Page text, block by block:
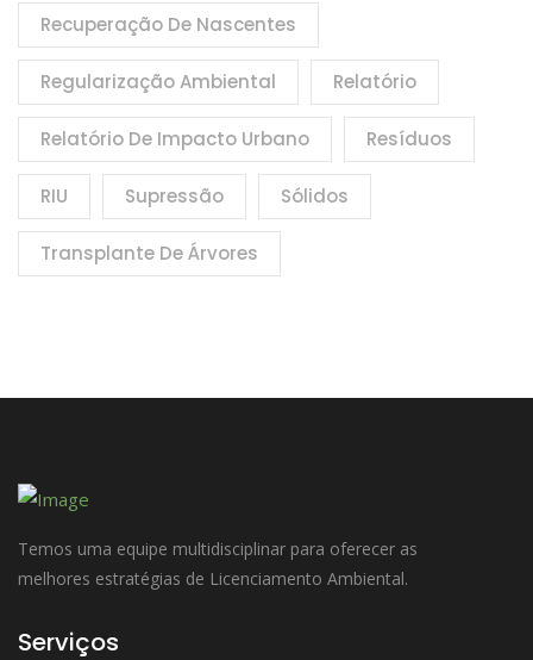
Recuperação De Nascentes
Regularização Ambiental Relatório
Relatório De Impacto Urbano Resíduos
RIU Supressão Sólidos
Transplante De Árvores
Temos uma equipe multidisciplinar para oferecer as
melhores estratégias de Licenciamento Ambiental.
Serviços